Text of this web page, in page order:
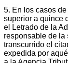
5. En los casos
superior a quince
el Letrado de la
responsable de la
transcurrido el
expedida por